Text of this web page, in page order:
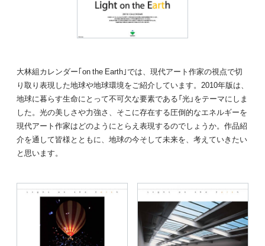
大林組カレンダー｢on the Earth｣では、現代アート作家の視点で切
り取り表現した地球や地球環境をご紹介しています。2010年版は、
地球に暮らす生命にとって不可欠な要素である「光」をテーマにしま
した。光の美しさや力強さ、そこに存在する圧倒的なエネルギーを
現代アート作家はどのようにとらえ表現するのでしょうか。作品紹
介を通して皆様とともに、地球の今そして未来を、考えていきたい
と思います。